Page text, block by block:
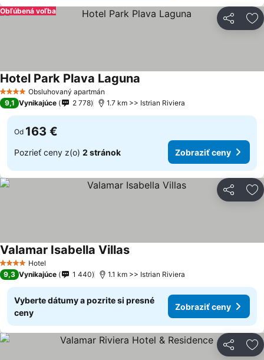
Zdieľať
Obľúbená voľba
4 Počet hviezdičiek
Obsluhovaný apartmán
Hotel Park Plava Laguna
9,1 Vynikajúce 2 778 1.7 km >> Istrian Riviera
Od 163 €
Pozrieť ceny z(o) 2 stránok Zobraziť ceny
Zdieľať
4 Počet hviezdičiek
Hotel
Valamar Isabella Villas
9,3 Vynikajúce 1 440 1.1 km >> Istrian Riviera
Vyberte dátumy a pozrite si presné
ceny
Zobraziť ceny
Zdieľať